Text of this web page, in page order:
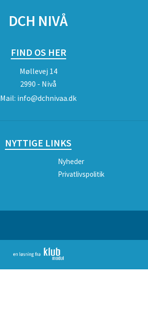
DCH NIVÅ
FIND OS HER
Møllevej 14
2990 - Nivå
Mail: info@dchnivaa.dk
NYTTIGE LINKS
Nyheder
Privatlivspolitik